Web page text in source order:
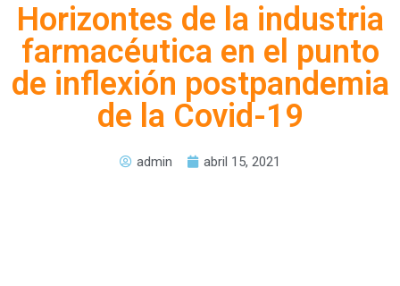
Horizontes de la industria
farmacéutica en el punto
de inflexión postpandemia
de la Covid-19
admin abril 15, 2021